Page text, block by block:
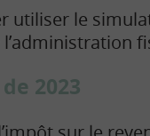
utiliser le
2023